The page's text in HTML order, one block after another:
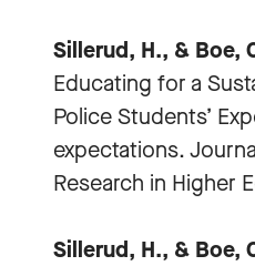
Sillerud, H., & Boe,
Educating for a
Police Students’
expectations.
Research in Higher
Sillerud, H., & Boe,